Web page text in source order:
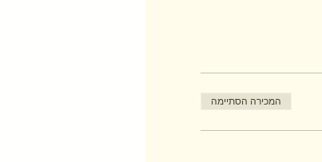
המכירה הסתיימה